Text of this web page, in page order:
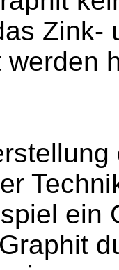
Zink-
werden
ein